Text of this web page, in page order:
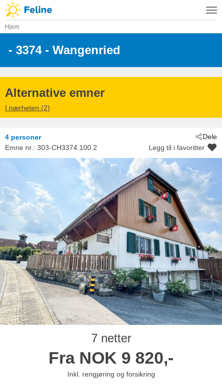
Hjem
- 3374 - Wangenried
Alternative emner
I nærheten (2)
Dele
4 personer
Emne nr.: 303-CH3374.100.2 Legg til i favoritter
7 netter
Fra NOK 9 820,-
Inkl. rengjøring og forsikring